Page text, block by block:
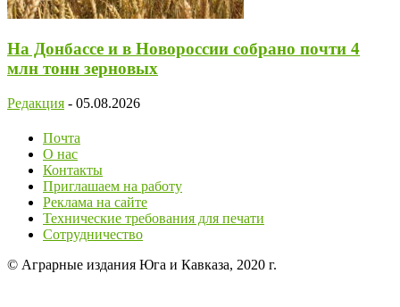
На Донбассе и в Новороссии собрано почти 4
млн тонн зерновых
Редакция - 05.08.2026
Почта
О нас
Контакты
Приглашаем на работу
Реклама на сайте
Технические требования для печати
Сотрудничество
© Аграрные издания Юга и Кавказа, 2020 г.